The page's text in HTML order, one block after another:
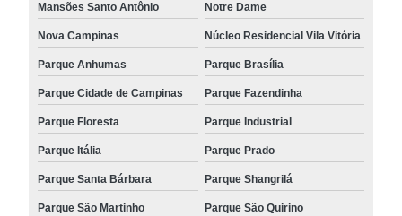
Mansões Santo Antônio Notre Dame
Nova Campinas Núcleo Residencial Vila Vitória
Parque Anhumas Parque Brasília
Parque Cidade de Campinas Parque Fazendinha
Parque Floresta Parque Industrial
Parque Itália Parque Prado
Parque Santa Bárbara Parque Shangrilá
Parque São Martinho Parque São Quirino